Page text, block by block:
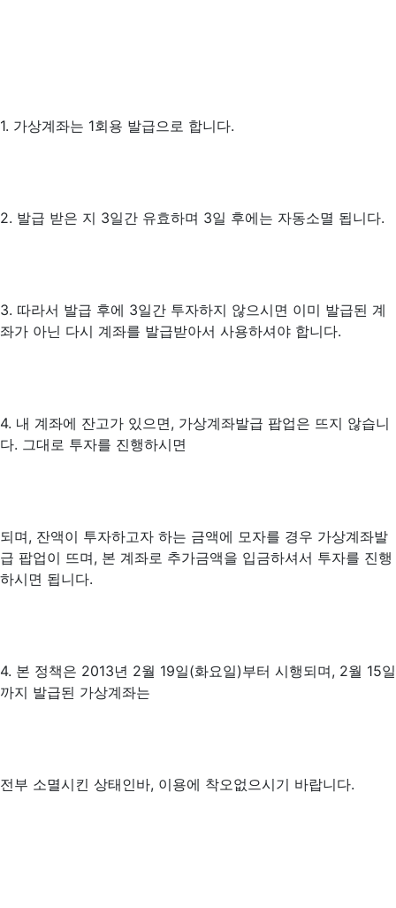
1. 가상계좌는 1회용 발급으로 합니다.
2. 발급 받은 지 3일간 유효하며 3일 후에는 자동소멸 됩니다.
3. 따라서 발급 후에 3일간 투자하지 않으시면 이미 발급된 계
좌가 아닌 다시 계좌를 발급받아서 사용하셔야 합니다.
4. 내 계좌에 잔고가 있으면, 가상계좌발급 팝업은 뜨지 않습니
다. 그대로 투자를 진행하시면
되며, 잔액이 투자하고자 하는 금액에 모자를 경우 가상계좌발
급 팝업이 뜨며, 본 계좌로 추가금액을 입금하셔서 투자를 진행
하시면 됩니다.
4. 본 정책은 2013년 2월 19일(화요일)부터 시행되며, 2월 15일
까지 발급된 가상계좌는
전부 소멸시킨 상태인바, 이용에 착오없으시기 바랍니다.